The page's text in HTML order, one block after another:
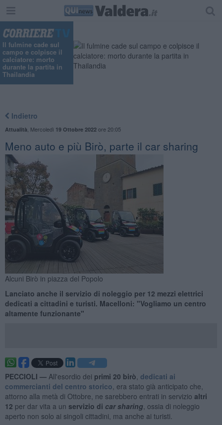
Il fulmine cade sul
campo e colpisce il
calciatore: morto
durante la partita in
Thailandia
Indietro
Attualità Mercoledì 19 Ottobre 2022ore 20:05
Meno auto e più Birò, parte il car sharing
Alcuni Birò in piazza del Popolo
Lanciato anche il servizio di noleggio per 12 mezzi elettrici
dedicati a cittadini e turisti. Macelloni: "Vogliamo un centro
altamente funzionante"
PECCIOLI — All'esordio dei primi 20 birò dedicati ai
commercianti del centro storico , era stato già anticipato che,
attorno alla metà di Ottobre, ne sarebbero entrati in servizio altri
12 per dar vita a un servizio di car sharing, ossia di noleggio
aperto non solo ai singoli cittadini, ma anche ai turisti.